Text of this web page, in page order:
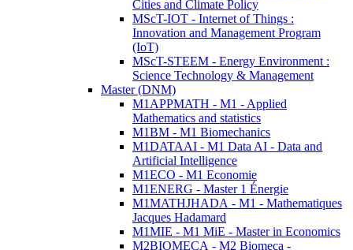
Cities and Climate Policy
MScT-IOT - Internet of Things :
Innovation and Management Program
(IoT)
MScT-STEEM - Energy Environment :
Science Technology & Management
Master (DNM)
M1APPMATH - M1 - Applied
Mathematics and statistics
M1BM - M1 Biomechanics
M1DATAAI - M1 Data AI - Data and
Artificial Intelligence
M1ECO - M1 Economie
M1ENERG - Master 1 Énergie
M1MATHJHADA - M1 - Mathematiques
Jacques Hadamard
M1MIE - M1 MiE - Master in Economics
M2BIOMECA - M2 Biomeca -